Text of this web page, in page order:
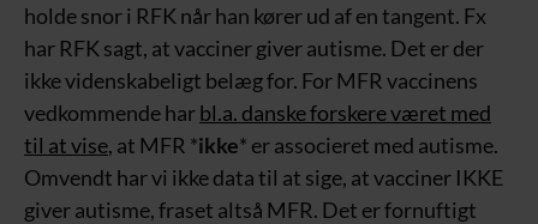
holde snor i RFK når han kører ud af en tangent. Fx
har RFK sagt, at vacciner giver autisme. Det er der
ikke videnskabeligt belæg for. For MFR vaccinens
vedkommende harbl.a. danske forskere været med
til at vise, at MFR *ikke* er associeret med autisme.
Omvendt har vi ikke data til at sige, at vacciner IKKE
giver autisme, fraset altså MFR. Det er fornuftigt